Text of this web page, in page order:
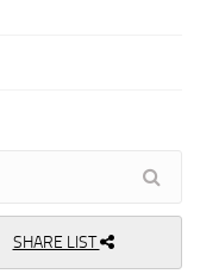
SHARE LIST